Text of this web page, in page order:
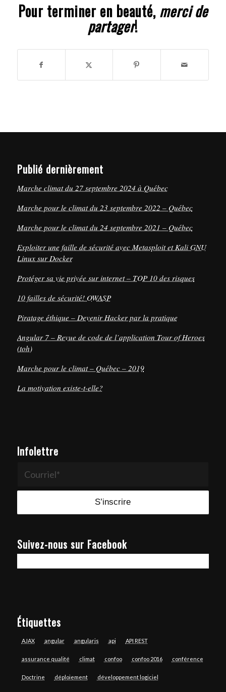
Pour terminer en beauté,merci de
partager!
Publié dernièrement
Marche climat du 27 septembre 2024 à Québec
Marche pour le climat du 23 septembre 2022 – Québec
Marche pour le climat du 24 septembre 2021 – Québec
Exploiter une faille de sécurité avec Metasploit et Kali GNU
Linux sur Docker
Protéger sa vie privée sur internet – TOP 10 des risques
10 failles de sécurité! OWASP
Piratage éthique – Devenir Hacker par la pratique
Angular 7 – Revue de code de l’application Tour of Heroes
(toh)
Marche pour le climat – Québec – 2019
La motivation existe-t-elle?
Infolettre
Suivez-nous sur Facebook
Étiquettes
AJAX angular angularjs api API REST
assurance qualité climat confoo confoo 2016 conférence
Doctrine déploiement développement logiciel